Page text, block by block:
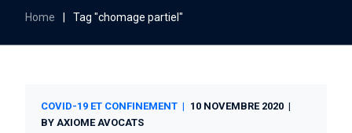
Home Tag "chomage partiel"
COVID-19 ET CONFINEMENT
10 NOVEMBRE 2020
BYAXIOME AVOCATS